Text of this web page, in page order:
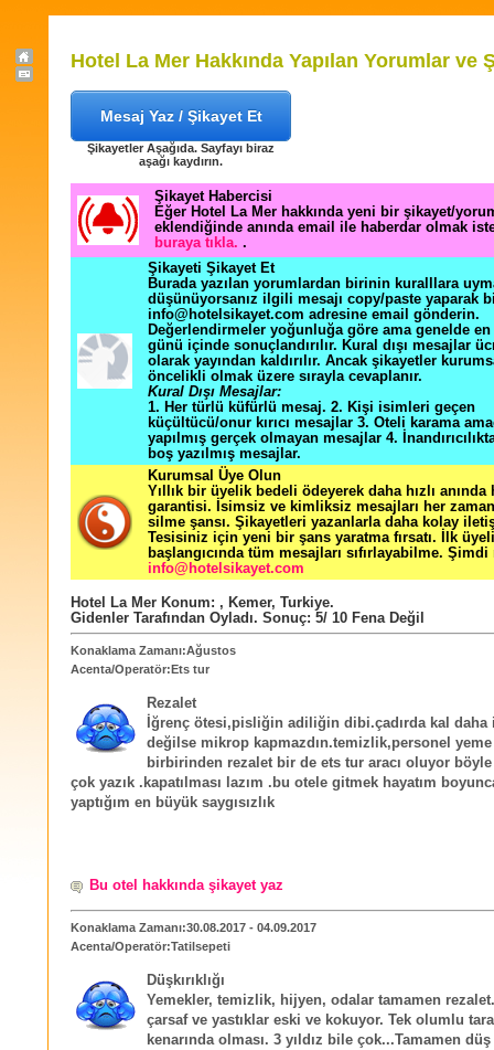
Hotel La Mer Hakkında Yapılan Yorumlar ve
Mesaj Yaz / Şikayet Et
Şikayetler Aşağıda. Sayfayı biraz
aşağı kaydırın.
Şikayet Habercisi
Eğer Hotel La Mer hakkında yeni bir şikayet/
eklendiğinde anında email ile haberdar olmak
buraya tıkla. .
Şikayeti Şikayet Et
Burada yazılan yorumlardan birinin kuralllara
düşünüyorsanız ilgili mesajı copy/paste yaparak
info@hotelsikayet.com adresine email gönderin.
Değerlendirmeler yoğunluğa göre ama genelde
günü içinde sonuçlandırılır. Kural dışı mesajlar
olarak yayından kaldırılır. Ancak şikayetler
öncelikli olmak üzere sırayla cevaplanır.
Kural Dışı Mesajlar:
1. Her türlü küfürlü mesaj. 2. Kişi isimleri geçen
küçültücü/onur kırıcı mesajlar 3. Oteli karama
yapılmış gerçek olmayan mesajlar 4.
boş yazılmış mesajlar.
Kurumsal Üye Olun
Yıllık bir üyelik bedeli ödeyerek daha hızlı
garantisi. İsimsiz ve kimliksiz mesajları her zaman
silme şansı. Şikayetleri yazanlarla daha kolay
Tesisiniz için yeni bir şans yaratma fırsatı. İlk
başlangıcında tüm mesajları sıfırlayabilme. Şimdi
info@hotelsikayet.com
Hotel La Mer Konum: , Kemer, Turkiye.
Gidenler Tarafından Oyladı. Sonuç: 5/ 10 Fena Değil
Konaklama Zamanı:Ağustos
Acenta/Operatör:Ets tur
Rezalet
İğrenç ötesi,pisliğin adiliğin dibi.çadırda kal daha
değilse mikrop kapmazdın.temizlik,personel
birbirinden rezalet bir de ets tur aracı oluyor
çok yazık .kapatılması lazım .bu otele gitmek hayatım
yaptığım en büyük saygısızlık
Bu otel hakkında şikayet yaz
Konaklama Zamanı:30.08.2017 - 04.09.2017
Acenta/Operatör:Tatilsepeti
Düşkırıklığı
Yemekler, temizlik, hijyen, odalar tamamen
çarsaf ve yastıklar eski ve kokuyor. Tek olumlu
kenarında olması. 3 yıldız bile çok...Tamamen düş